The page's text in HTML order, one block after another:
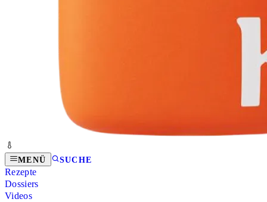
MENÜ SUCHE
Rezepte
Dossiers
Videos